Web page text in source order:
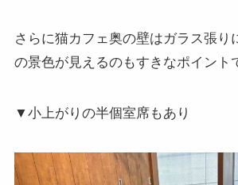
さらに猫カフェ奥の壁はガラス張り
の景色が見えるのもすきなポイント
▼小上がりの半個室席もあり